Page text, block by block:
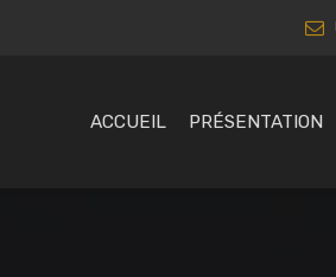
ACCUEIL PRÉSENTATION